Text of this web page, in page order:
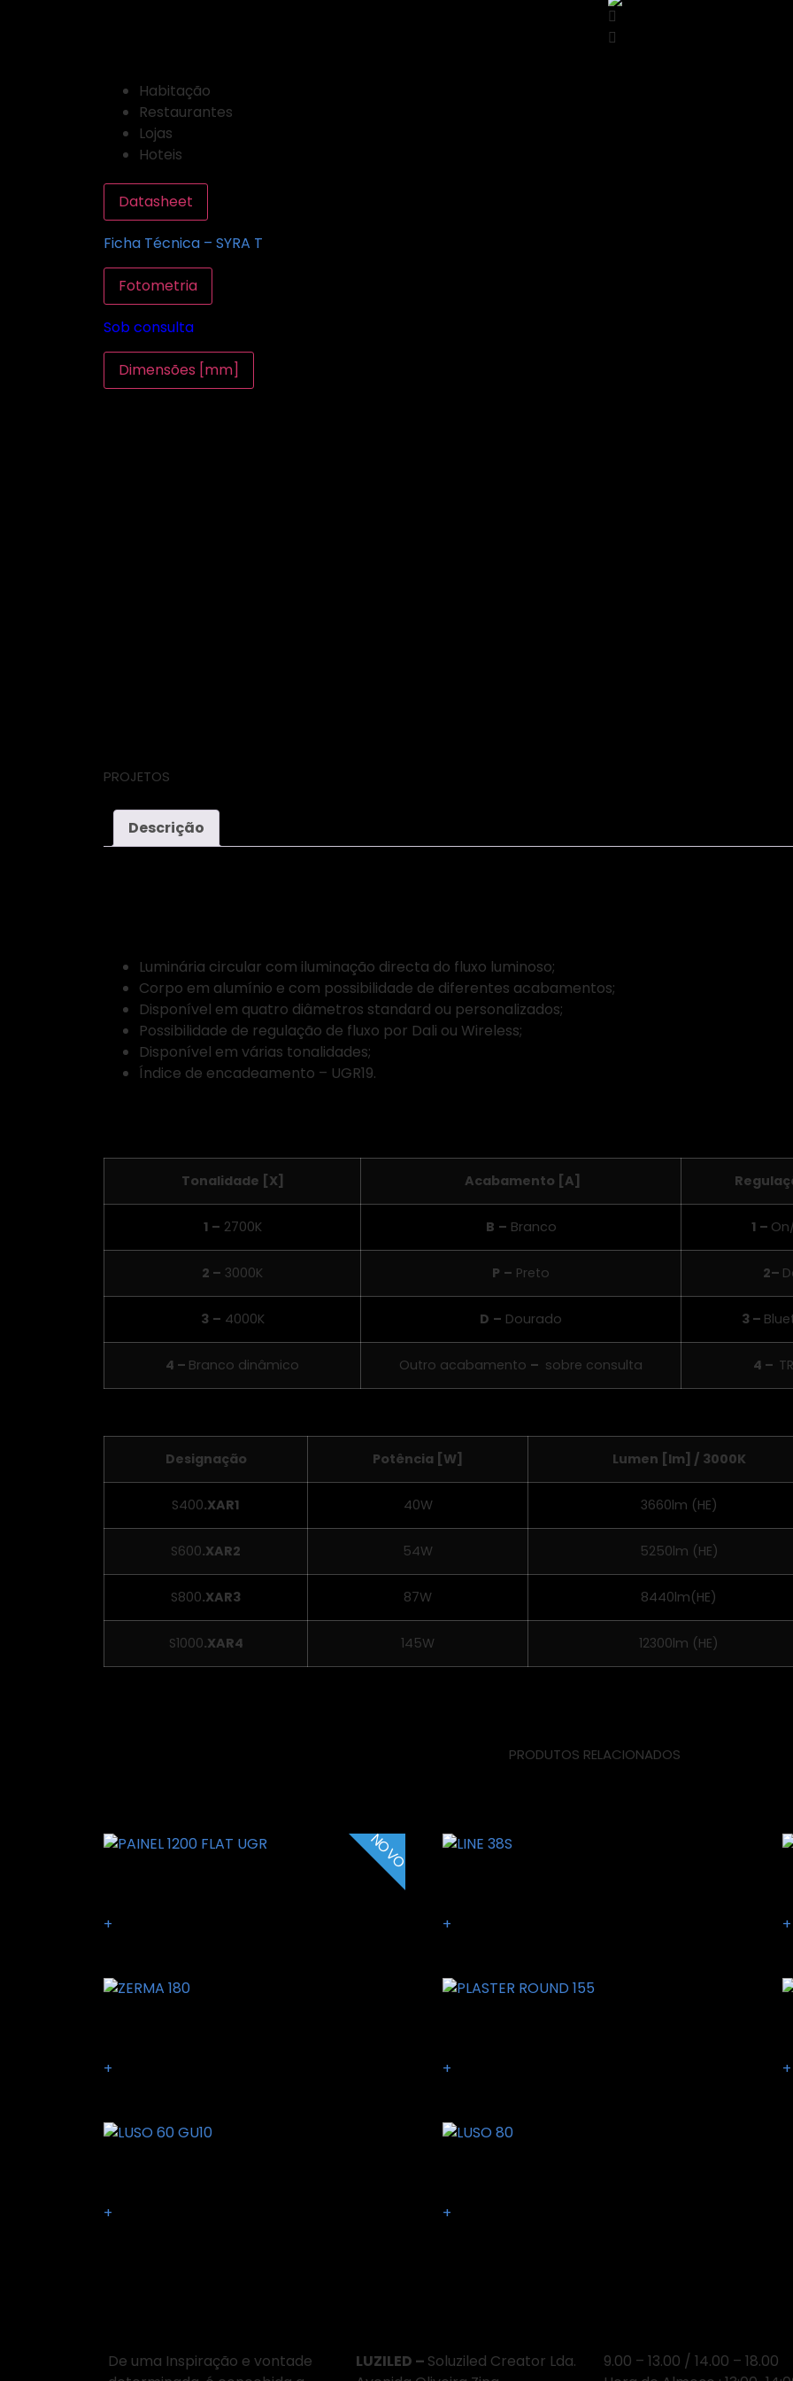
Habitação
Restaurantes
Lojas
Hoteis
Datasheet
Ficha Técnica – SYRA T
Fotometria
Sob consulta
Dimensões [mm]
PROJETOS
Descrição
Luminária circular com iluminação directa do fluxo luminoso;
Corpo em alumínio e com possibilidade de diferentes acabamentos;
Disponível em quatro diâmetros standard ou personalizados;
Possibilidade de regulação de fluxo por Dali ou Wireless;
Disponível em várias tonalidades;
Índice de encadeamento – UGR19.
Tonalidade [X] Acabamento [A]
1 – 2700K B – Branco 1 –
2 – 3000K P – Preto 2–
3 – 4000K D – Dourado 3 –
4 – Branco dinâmico Outro acabamento – sobre consulta 4 –
Designação Potência [W] Lumen [lm] / 3000K
S400.XAR1 40W 3660lm (HE)
S600.XAR2 54W 5250lm (HE)
S800.XAR3 87W 8440lm(HE)
S1000.XAR4 145W 12300lm (HE)
PRODUTOS RELACIONADOS
NOVO
+ + +
+ + +
+ +
De uma Inspiração e vontade
LUZILED – Soluziled Creator Lda.
9.00 – 13.00 / 14.00 – 18.00